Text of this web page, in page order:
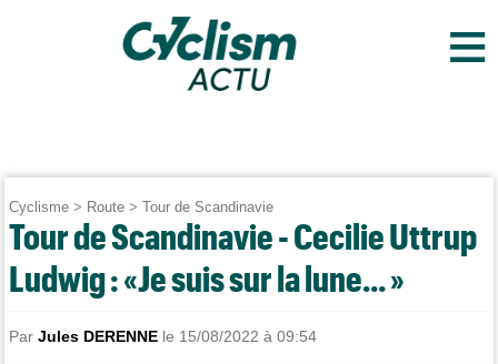
≡
Cyclisme > Route >Tour de Scandinavie
Tour de Scandinavie - Cecilie Uttrup
Ludwig : «Je suis sur la lune... »
ParJules DERENNE le 15/08/2022 à 09:54